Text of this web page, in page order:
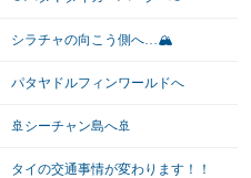
シラチャの向こう側へ…🏔
パタヤドルフィンワールドへ
🚢シーチャン島へ🚢
タイの交通事情が変わります！！